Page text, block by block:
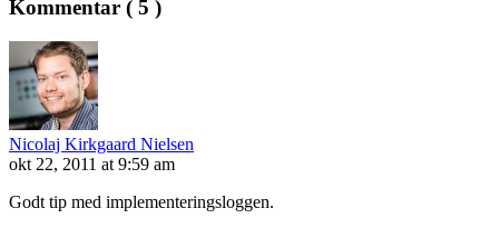
Kommentar ( 5 )
Nicolaj Kirkgaard Nielsen
okt 22, 2011 at 9:59 am
Godt tip med implementeringsloggen.